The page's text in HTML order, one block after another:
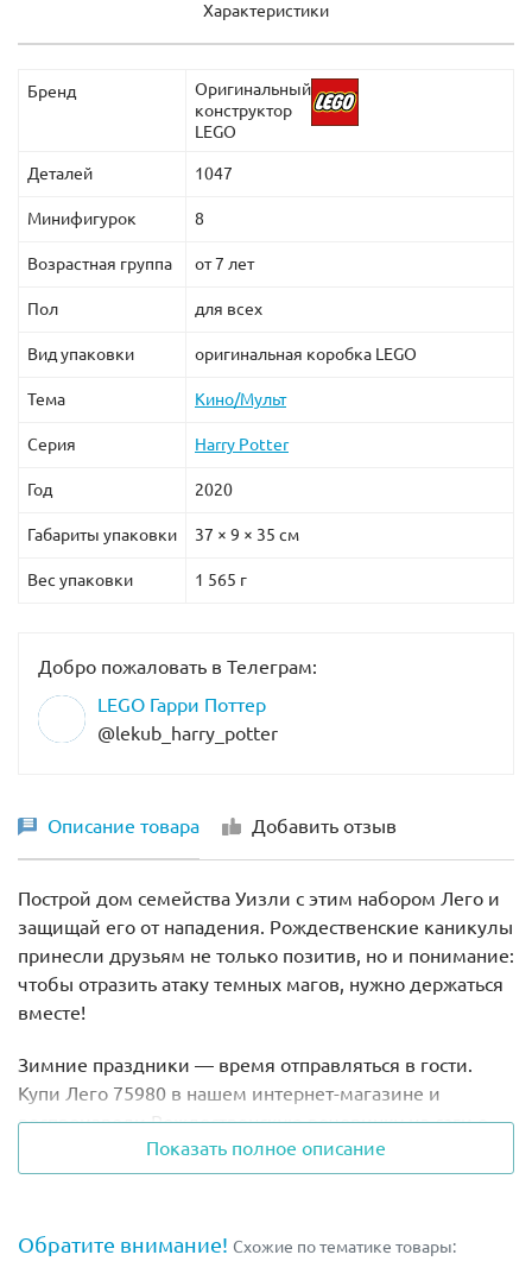
Характеристики
Бренд
Оригинальный
конструктор
LEGO
Деталей 1047
Минифигурок 8
Возрастная группа от 7 лет
Пол для всех
Вид упаковки оригинальная коробка LEGO
Тема Кино/Мульт
Серия Harry Potter
Год 2020
Габариты упаковки 37 × 9 × 35 см
Вес упаковки 1 565 г
Добро пожаловать в Телеграм:
LEGO Гарри Поттер
@lekub_harry_potter
Описание товара Добавить отзыв
Построй дом семейства Уизли с этим набором Лего и
защищай его от нападения. Рождественские каникулы
принесли друзьям не только позитив, но и понимание:
чтобы отразить атаку темных магов, нужно держаться
вместе!
Зимние праздники — время отправляться в гости.
Купи Лего 75980 в нашем интернет-магазине и
воспроизведи Рождественскую вечеринку из саги о
Гарри Поттере. На каникулы Рон Уизли пригласил его
погостить в своем доме, который семейство любя
напали, чтобы выкрасть Гарри. Помоги друзьям
Показать полное описание
Обратите внимание! Схожие по тематике товары: